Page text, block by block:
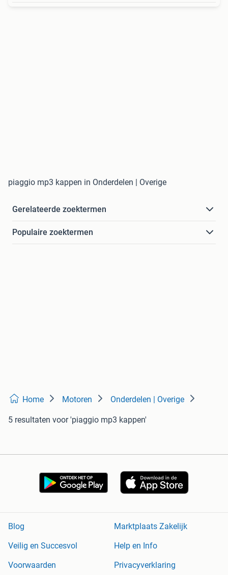
piaggio mp3 kappen in Onderdelen | Overige
Gerelateerde zoektermen
Populaire zoektermen
Home Motoren Onderdelen | Overige
5 resultaten voor 'piaggio mp3 kappen'
Blog
Marktplaats Zakelijk
Veilig en Succesvol
Help en Info
Voorwaarden
Privacyverklaring